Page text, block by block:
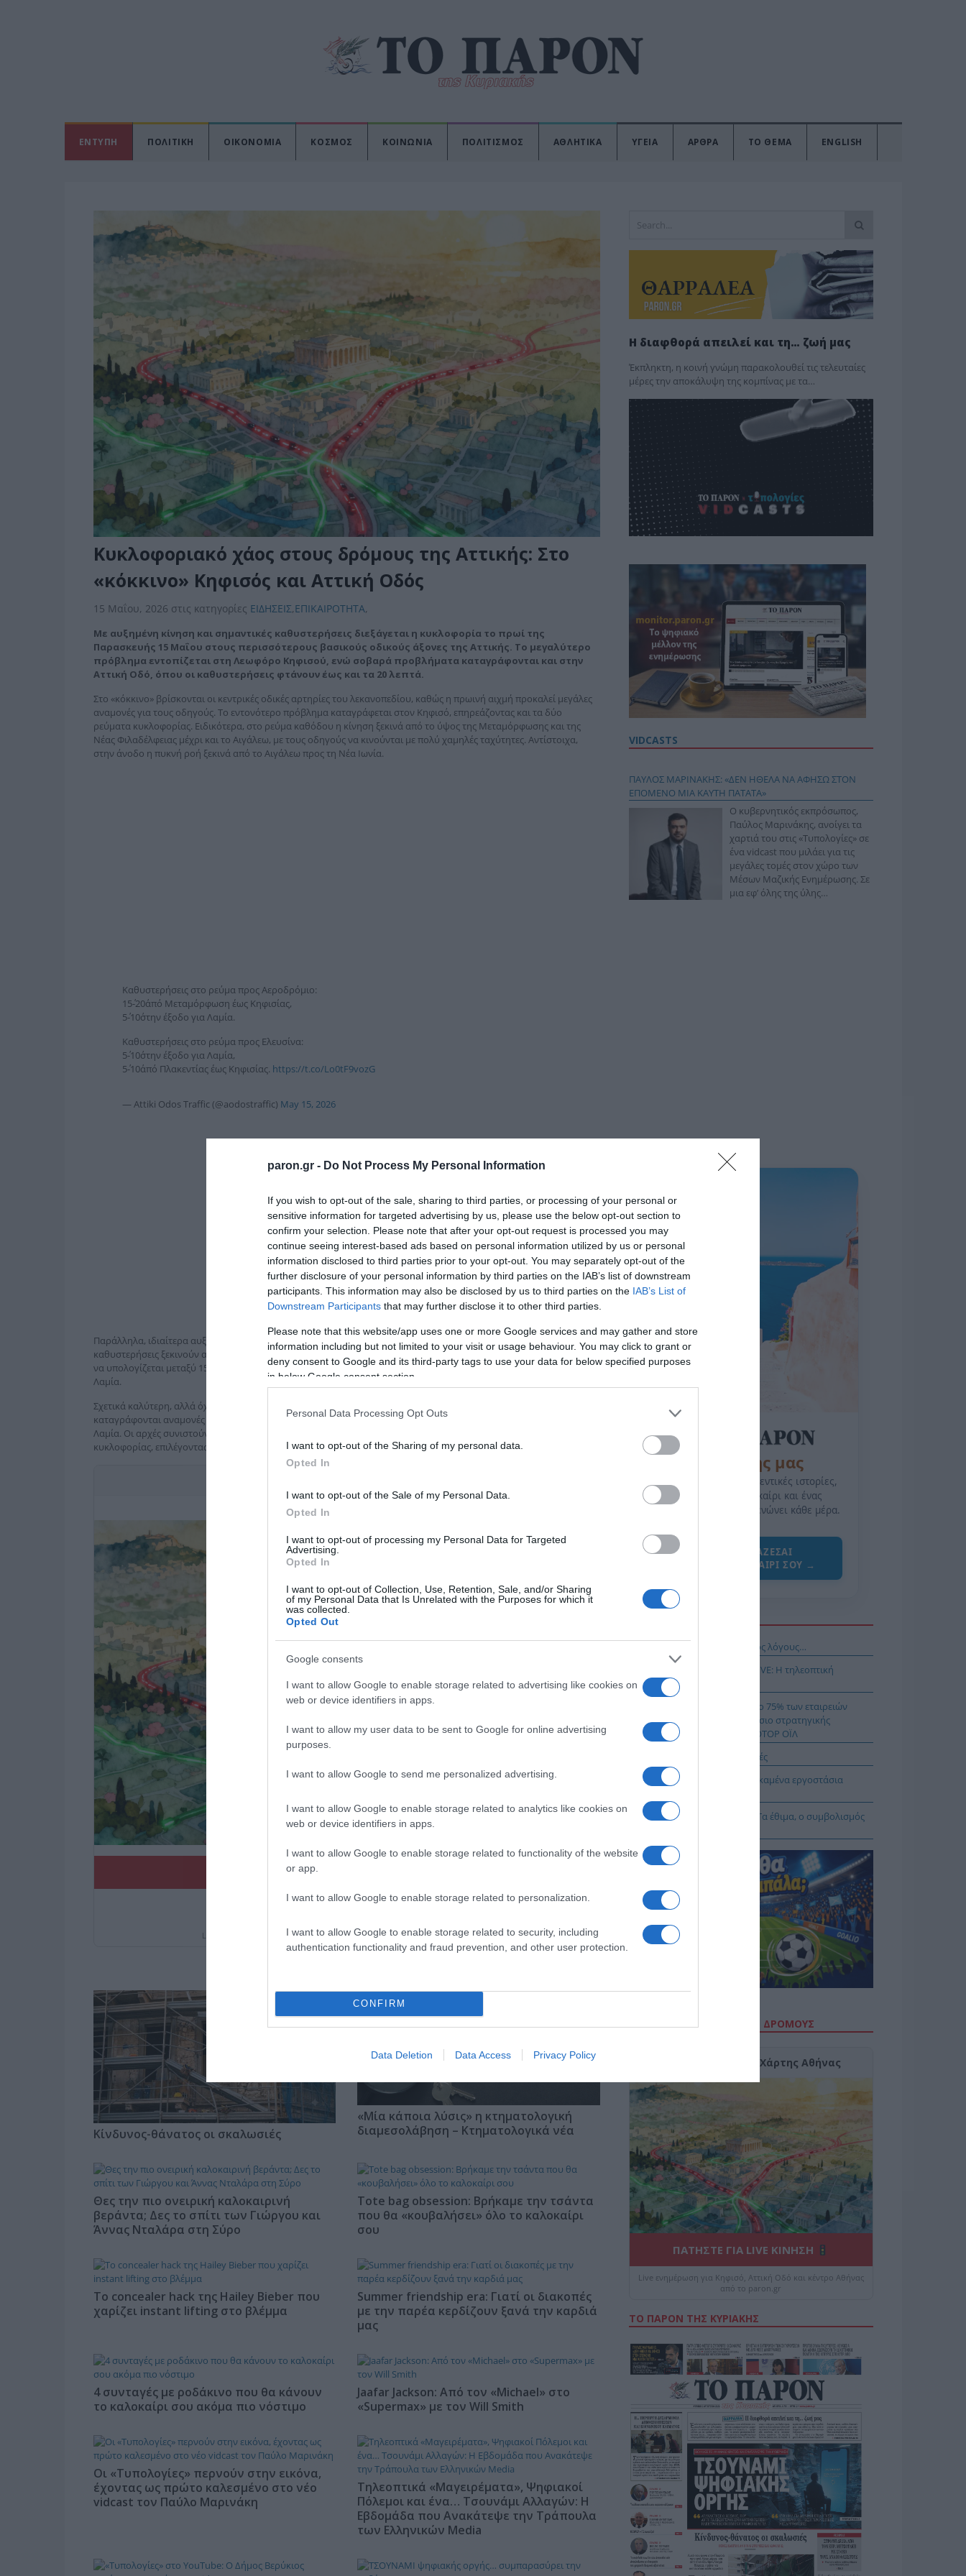
paron.gr - Do Not Process My Personal Information
If you wish to opt-out of the sale, sharing to third parties, or processing of your personal or
sensitive information for targeted advertising by us, please use the below opt-out section to
confirm your selection. Please note that after your opt-out request is processed you may
continue seeing interest-based ads based on personal information utilized by us or personal
information disclosed to third parties prior to your opt-out. You may separately opt-out of the
further disclosure of your personal information by third parties on the IAB’s list of downstream
participants. This information may also be disclosed by us to third parties on the IAB’s List of
Downstream Participants that may further disclose it to other third parties.
Please note that this website/app uses one or more Google services and may gather and store
information including but not limited to your visit or usage behaviour. You may click to grant or
deny consent to Google and its third-party tags to use your data for below specified purposes
in below Google consent section.
Personal Data Processing Opt Outs
I want to opt-out of the Sharing of my personal data.
Opted In
I want to opt-out of the Sale of my Personal Data.
Opted In
I want to opt-out of processing my Personal Data for Targeted
Advertising.
Opted In
I want to opt-out of Collection, Use, Retention, Sale, and/or Sharing
of my Personal Data that Is Unrelated with the Purposes for which it
was collected.
Opted Out
Google consents
I want to allow Google to enable storage related to advertising like cookies on
web or device identifiers in apps.
I want to allow my user data to be sent to Google for online advertising
purposes.
I want to allow Google to send me personalized advertising.
I want to allow Google to enable storage related to analytics like cookies on
web or device identifiers in apps.
I want to allow Google to enable storage related to functionality of the website
or app.
I want to allow Google to enable storage related to personalization.
I want to allow Google to enable storage related to security, including
authentication functionality and fraud prevention, and other user protection.
CONFIRM
Data Deletion Data Access Privacy Policy
ΕΝΤΥΠΗ ΠΟΛΙΤΙΚΗ ΟΙΚΟΝΟΜΙΑ ΚΟΣΜΟΣ ΚΟΙΝΩΝΙΑ ΠΟΛΙΤΙΣΜΟΣ ΑΘΛΗΤΙΚΑ ΥΓΕΙΑ ΑΡΘΡΑ ΤΟ ΘΕΜΑ ENGLISH
Κυκλοφοριακό χάος στους δρόμους της Αττικής: Στο
«κόκκινο» Κηφισός και Αττική Οδός
15 Μαΐου, 2026 στις κατηγορίες ΕΙΔΗΣΕΙΣ,ΕΠΙΚΑΙΡΟΤΗΤΑ,
Με αυξημένη κίνηση και σημαντικές καθυστερήσεις διεξάγεται η κυκλοφορία το πρωί της
Παρασκευής 15 Μαΐου στους περισσότερους βασικούς οδικούς άξονες της Αττικής. Το μεγαλύτερο
πρόβλημα εντοπίζεται στη Λεωφόρο Κηφισού, ενώ σοβαρά προβλήματα καταγράφονται και στην
Αττική Οδό, όπου οι καθυστερήσεις φτάνουν έως και τα 20 λεπτά.
Στο «κόκκινο» βρίσκονται οι κεντρικές οδικές αρτηρίες του λεκανοπεδίου, καθώς η πρωινή αιχμή προκαλεί μεγάλες
αναμονές για τους οδηγούς. Το εντονότερο πρόβλημα καταγράφεται στον Κηφισό, επηρεάζοντας και τα δύο
ρεύματα κυκλοφορίας. Ειδικότερα, στο ρεύμα καθόδου η κίνηση ξεκινά από το ύψος της Μεταμόρφωσης και της
Νέας Φιλαδέλφειας μέχρι και το Αιγάλεω, με τους οδηγούς να κινούνται με πολύ χαμηλές ταχύτητες. Αντίστοιχα,
στην άνοδο η πυκνή ροή ξεκινά από το Αιγάλεω προς τη Νέα Ιωνία.
Καθυστερήσεις στο ρεύμα προς Αεροδρόμιο:
15΄-20΄από Μεταμόρφωση έως Κηφισίας,
5΄-10΄στην έξοδο για Λαμία.
Καθυστερήσεις στο ρεύμα προς Ελευσίνα:
5΄-10΄στην έξοδο για Λαμία,
5΄-10΄από Πλακεντίας έως Κηφισίας. https://t.co/Lo0tF9vozG
— Attiki Odos Traffic (@aodostraffic) May 15, 2026
Παράλληλα, ιδιαίτερα αυξημένη είναι η κίνηση των οχημάτων στην Αττική Οδό. Στο ρεύμα προς Αεροδρόμιο, οι
καθυστερήσεις ξεκινούν από το ύψος της Μεταμόρφωσης και εκτείνονται έως την Κηφισίας, με τον χρόνο αναμονής
να υπολογίζεται μεταξύ 15 και 20 λεπτών. Επιπλέον, καθυστερήσεις 5 έως 10 λεπτών σημειώνονται στην έξοδο για τη
Λαμία.
Σχετικά καλύτερη, αλλά όχι χωρίς προβλήματα, είναι η εικόνα στο ρεύμα της Αττικής Οδού προς Ελευσίνα. Εκεί
καταγράφονται αναμονές 5 έως 10 λεπτών από το ύψος της Πλακεντίας έως την Κηφισίας, καθώς και στην έξοδο προς
Λαμία. Οι αρχές συνιστούν στους οδηγούς να είναι προσεκτικοί και να ενημερώνονται διαρκώς για την εξέλιξη της
κυκλοφορίας, επιλέγοντας εναλλακτικές διαδρομές όπου είναι εφικτό.
ΠΑΤΗΣΤΕ ΓΙΑ LIVE ΚΙΝΗΣΗ
Live ενημέρωση για Κηφισό, Αττική Οδό και κέντρο Αθήνας από το paron.gr
Κίνδυνος-θάνατος οι σκαλωσιές
«Μία κάποια λύσις» η κτηματολογική
διαμεσολάβηση – Κτηματολογικά νέα
Θες την πιο ονειρική καλοκαιρινή
βεράντα; Δες το σπίτι των Γιώργου και
Άννας Νταλάρα στη Σύρο
Tote bag obsession: Βρήκαμε την τσάντα
που θα «κουβαλήσει» όλο το καλοκαίρι
σου
Το concealer hack της Hailey Bieber που
χαρίζει instant lifting στο βλέμμα
Summer friendship era: Γιατί οι διακοπές
με την παρέα κερδίζουν ξανά την καρδιά
μας
4 συνταγές με ροδάκινο που θα κάνουν
το καλοκαίρι σου ακόμα πιο νόστιμο
Jaafar Jackson: Από τον «Michael» στο
«Supermax» με τον Will Smith
Οι «Τυπολογίες» περνούν στην εικόνα,
έχοντας ως πρώτο καλεσμένο στο νέο
vidcast τον Παύλο Μαρινάκη
Τηλεοπτικά «Μαγειρέματα», Ψηφιακοί
Πόλεμοι και ένα… Τσουνάμι Αλλαγών: Η
Εβδομάδα που Ανακάτεψε την Τράπουλα
των Ελληνικών Media
Η διαφθορά απειλεί και τη… ζωή μας
Έκπληκτη, η κοινή γνώμη παρακολουθεί τις τελευταίες
μέρες την αποκάλυψη της κο­μπίνας με τα…
VIDCASTS
ΠΑΥΛΟΣ ΜΑΡΙΝΑΚΗΣ: «ΔΕΝ ΗΘΕΛΑ ΝΑ ΑΦΗΣΩ ΣΤΟΝ
ΕΠΟΜΕΝΟ ΜΙΑ ΚΑΥΤΗ ΠΑΤΑΤΑ»
Ο κυβερνητικός εκπρόσωπος,
Παύλος Μαρινάκης, ανοίγει τα
χαρτιά του στις «Τυπολογίες» σε
ένα vidcast που μιλάει για τις
μεγάλες τομές στον χώρο των
Μέσων Μαζικής Ενημέρωσης. Σε
μια εφ’ όλης της ύλης
της Ζωής μας
Οι άνθρωποι, οι αυθεντικές ιστορίες,
το ελληνικό καλοκαίρι και ένας
πολιτισμός που μας ενώνει κάθε μέρα.
ΌΣΑ ΧΡΕΙΆΖΕΣΑΙ
ΓΙΑ ΤΟ ΚΑΛΟΚΑΊΡΙ ΣΟΥ →
Ξύπνησαν, αλλά για τους λάθος λόγους…
Παναθηναϊκός – ΤΣΣΚΑ 1948 LIVE: Η τηλεοπτική
μετάδοση του αγώνα (ΣΚΑΪ)
Ο Όμιλος AKTOR εξαγοράζει το 75% των εταιρειών
ΗΛΕΚΤΩΡ και THALIS στο πλαίσιο στρατηγικής
συνεργασίας με τον Όμιλο ΜΟΤΟΡ ΟΪΛ
Κίνδυνος-θάνατος οι σκαλωσιές
Όλοι βλέπουν τι γίνεται με τα καμένα εργοστάσια
Μεταμόρφωση του Σωτήρος: Τα έθιμα, ο συμβολισμός
ΔΕΙΤΕ ΤΗΝ ΚΙΝΗΣΗ ΣΤΟΥΣ ΔΡΌΜΟΥΣ
Κίνηση Τώρα: Live Χάρτης Αθήνας
ΠΑΤΗΣΤΕ ΓΙΑ LIVE ΚΙΝΗΣΗ
Live ενημέρωση για Κηφισό, Αττική Οδό και κέντρο Αθήνας
από το paron.gr
ΤΟ ΠΑΡΟΝ ΤΗΣ ΚΥΡΙΑΚΗΣ